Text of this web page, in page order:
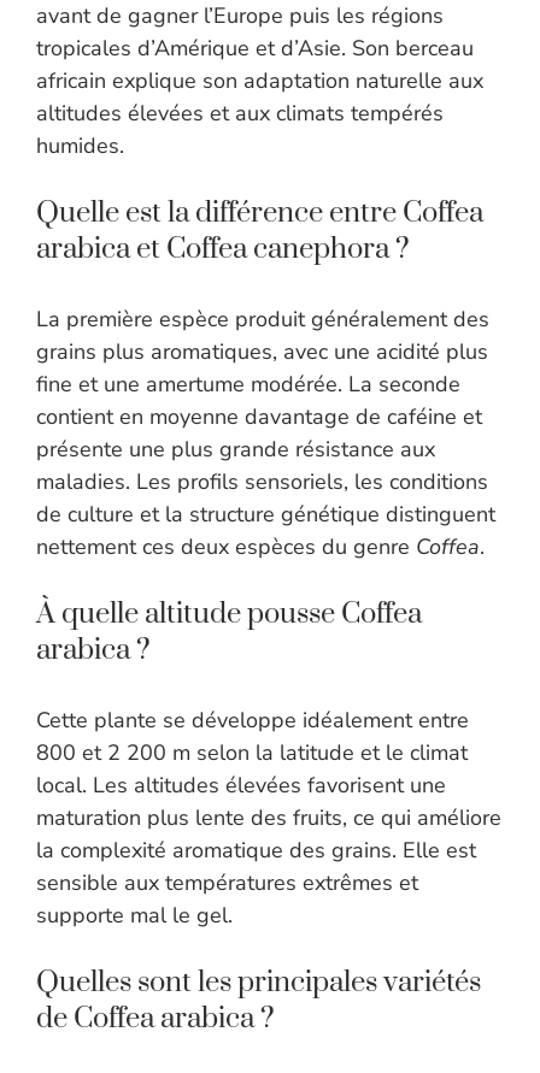
avant de gagner l’Europe puis les régions
tropicales d’Amérique et d’Asie. Son berceau
africain explique son adaptation naturelle aux
altitudes élevées et aux climats tempérés
humides.
Quelle est la différence entre Coffea
arabica et Coffea canephora ?
La première espèce produit généralement des
grains plus aromatiques, avec une acidité plus
fine et une amertume modérée. La seconde
contient en moyenne davantage de caféine et
présente une plus grande résistance aux
maladies. Les profils sensoriels, les conditions
de culture et la structure génétique distinguent
nettement ces deux espèces du genre Coffea.
À quelle altitude pousse Coffea
arabica ?
Cette plante se développe idéalement entre
800 et 2 200 m selon la latitude et le climat
local. Les altitudes élevées favorisent une
maturation plus lente des fruits, ce qui améliore
la complexité aromatique des grains. Elle est
sensible aux températures extrêmes et
supporte mal le gel.
Quelles sont les principales variétés
de Coffea arabica ?